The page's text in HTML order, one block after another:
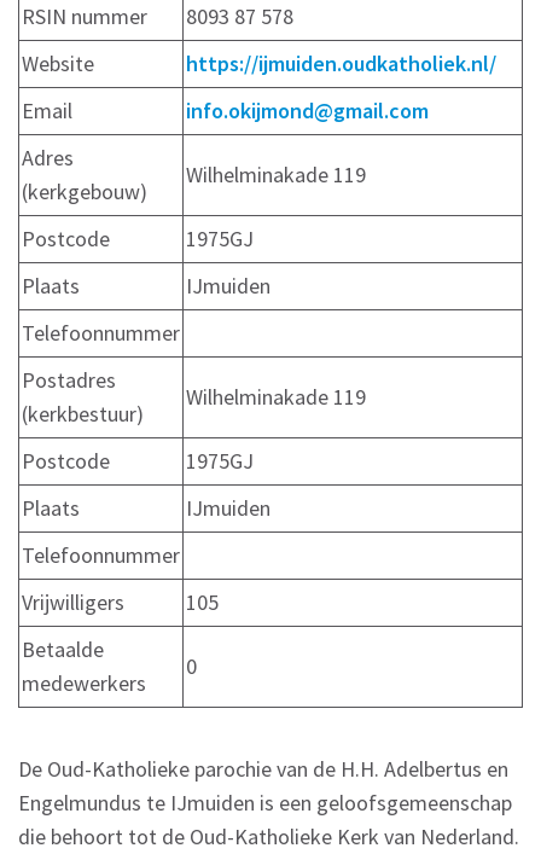
RSIN nummer
8093 87 578
Website
https://ijmuiden.oudkatholiek.nl/
Email
info.okijmond@gmail.com
Adres
(kerkgebouw)
Wilhelminakade 119
Postcode
1975GJ
Plaats
IJmuiden
Telefoonnummer
Postadres
(kerkbestuur)
Wilhelminakade 119
Postcode
1975GJ
Plaats
IJmuiden
Telefoonnummer
Vrijwilligers
105
Betaalde
medewerkers
0
De Oud-Katholieke parochie van de H.H. Adelbertus en
Engelmundus te IJmuiden is een geloofsgemeenschap
die behoort tot de Oud-Katholieke Kerk van Nederland.